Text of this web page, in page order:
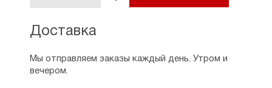
Доставка
Мы отправляем заказы каждый день. Утром и
вечером.